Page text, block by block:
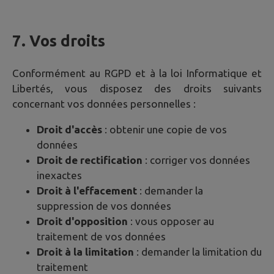
7. Vos droits
Conformément au RGPD et à la loi Informatique et
Libertés, vous disposez des droits suivants
concernant vos données personnelles :
Droit d'accès : obtenir une copie de vos
données
Droit de rectification : corriger vos données
inexactes
Droit à l'effacement : demander la
suppression de vos données
Droit d'opposition : vous opposer au
traitement de vos données
Droit à la limitation : demander la limitation du
traitement